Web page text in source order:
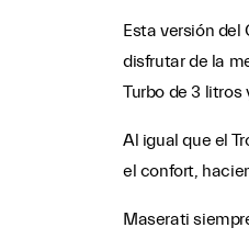
Esta versión
disfrutar de la
Turbo de 3
Al igual que el
el confort,
Maserati